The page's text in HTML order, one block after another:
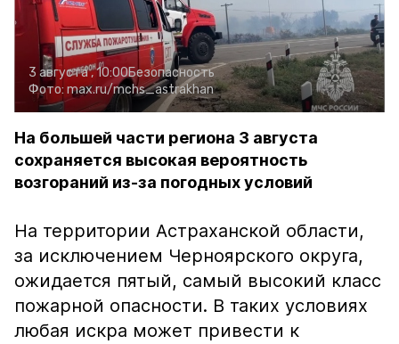
3 августа , 10:00Безопасность
Фото: max.ru/mchs_astrakhan
На большей части региона 3 августа
сохраняется высокая вероятность
возгораний из-за погодных условий
На территории Астраханской области,
за исключением Черноярского округа,
ожидается пятый, самый высокий класс
пожарной опасности. В таких условиях
любая искра может привести к